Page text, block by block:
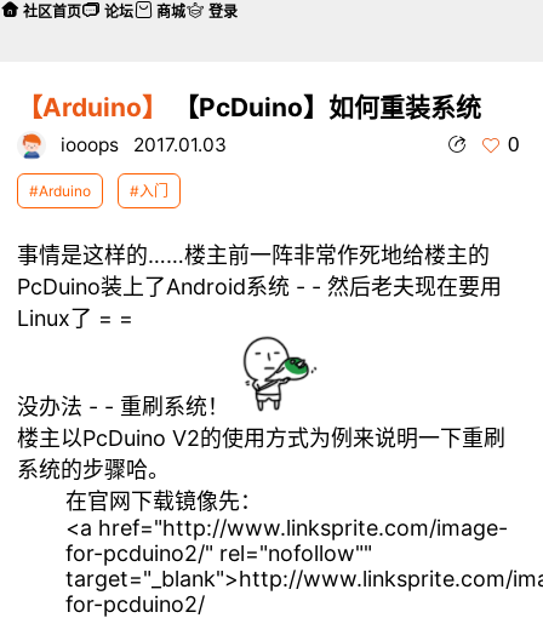
【Arduino】 【PcDuino】如何重装系统
iooops 2017.01.03 0
#Arduino #入门
事情是这样的……楼主前一阵非常作死地给楼主的
PcDuino装上了Android系统 - - 然后老夫现在要用
Linux了 = =
没办法 - - 重刷系统！
楼主以PcDuino V2的使用方式为例来说明一下重刷
系统的步骤哈。
在官网下载镜像先：
<a href="http://www.linksprite.com/image-
for-pcduino2/" rel="nofollow""
target="_blank">http://www.linksprite.com/
for-pcduino2/
社区首页 论坛 商城 登录